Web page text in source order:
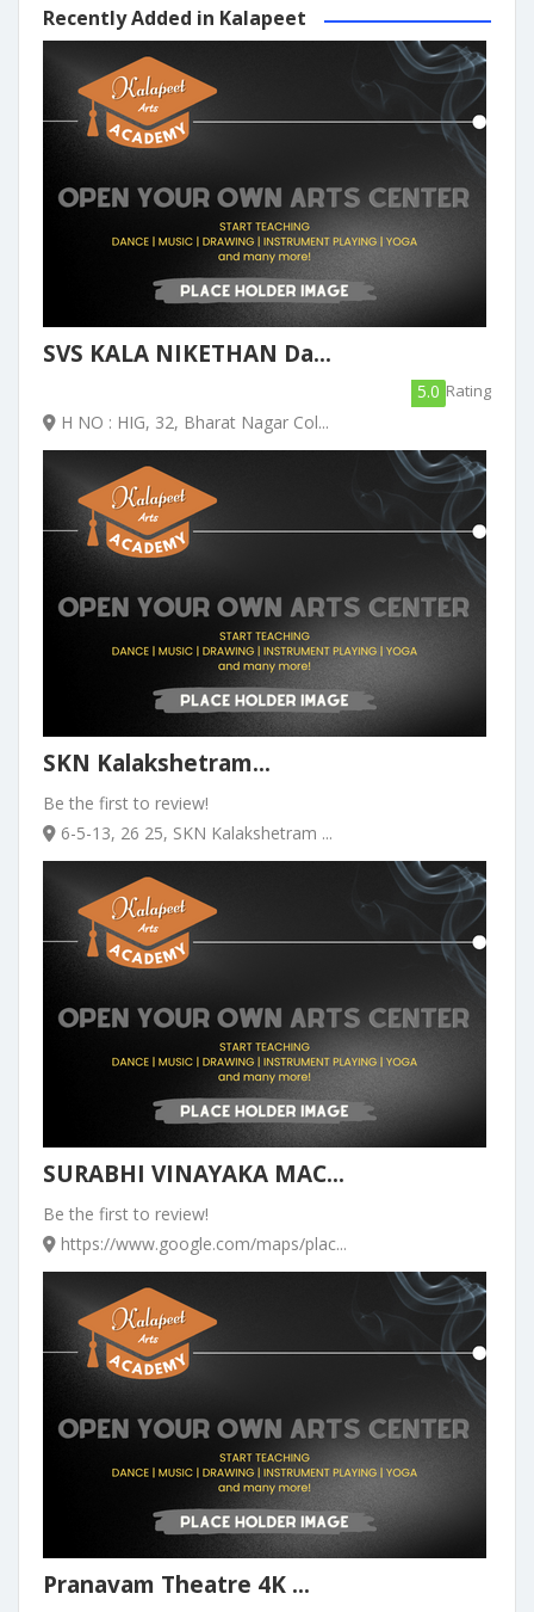
Recently Added in Kalapeet
SVS KALA NIKETHAN Da...
5.0 Rating
H NO : HIG, 32, Bharat Nagar Col...
SKN Kalakshetram...
Be the first to review!
6-5-13, 26 25, SKN Kalakshetram ...
SURABHI VINAYAKA MAC...
Be the first to review!
https://www.google.com/maps/plac...
Pranavam Theatre 4K ...